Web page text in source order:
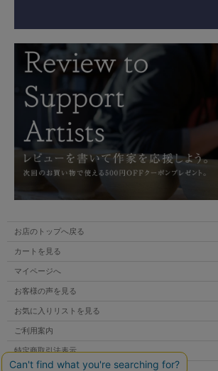
お店のトップへ戻る
カートを見る
マイページへ
お客様の声を見る
お気に入りリストを見る
ご利用案内
特定商取引法表示